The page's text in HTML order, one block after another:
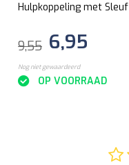
Hulpkoppeling met Sleuf
9,55 6,95
Nog niet gewaardeerd
OP VOORRAAD